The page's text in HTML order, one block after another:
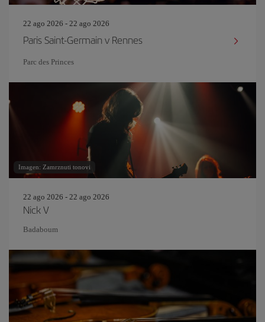
22 ago 2026 - 22 ago 2026
Paris Saint-Germain v Rennes
Parc des Princes
Imagen: Zamrznuti tonovi
22 ago 2026 - 22 ago 2026
Nick V
Badaboum